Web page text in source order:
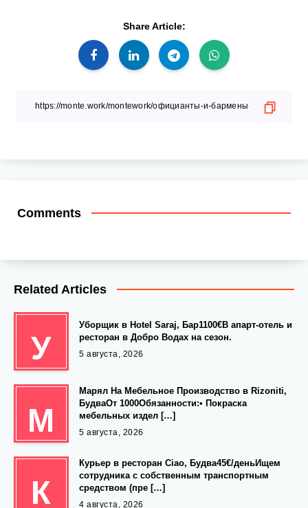
Share Article:
Comments
Related Articles
У
Уборщик в Hotel Saraj, Бар1100€В апарт-отель и
ресторан в Добро Водах на сезон.
5 августа, 2026
М
Марял На Мебельное Производство в Rizoniti,
БудваОт 1000Обязанности:• Покраска
мебельных издел […]
5 августа, 2026
К
Курьер в ресторан Ciao, Будва45€/деньИщем
сотрудника с собственным транспортным
средством (пре […]
4 августа, 2026